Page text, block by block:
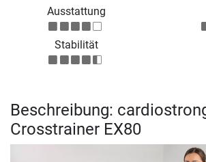
Ausstattung
Stabilität
Beschreibung:
Crosstrainer EX80